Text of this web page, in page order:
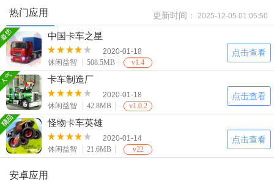
热门应用 更新时间： 2025-12-05 01:05:50
中国卡车之星
2020-01-18
休闲益智
508.5MB v1.4
点击查看
卡车制造厂
2020-01-18
休闲益智
42.8MB v1.0.2
点击查看
怪物卡车英雄
2020-01-14
休闲益智
21.6MB v22
点击查看
安卓应用